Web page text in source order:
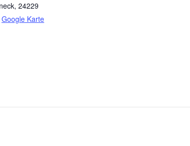
, 24229
Google Karte